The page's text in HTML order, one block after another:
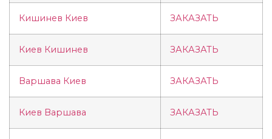
Кишинев Киев ЗАКАЗАТЬ
Киев Кишинев ЗАКАЗАТЬ
Варшава Киев ЗАКАЗАТЬ
Киев Варшава ЗАКАЗАТЬ